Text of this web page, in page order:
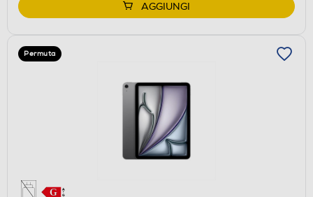
AGGIUNGI
Permuta